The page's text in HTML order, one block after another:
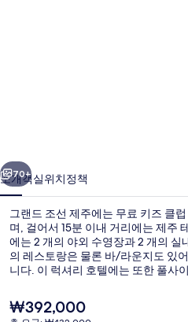
의
사
진
갤
러
리
다음
70+
소개객실위치정책
그랜드 조선 제주에는 무료 키즈 클
며, 걸어서 15분 이내 거리에는 제주
에는 2 개의 야외 수영장과 2 개의 실
의 레스토랑은 물론 바/라운지도 있
니다. 이 럭셔리 호텔에는 또한 풀사
히 만족했습니다.
현
재
₩392,000